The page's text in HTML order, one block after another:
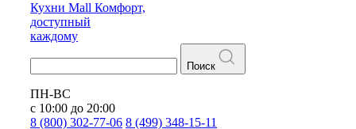
Кухни Mall Комфорт,
доступный
каждому
Поиск
ПН-ВС
с 10:00 до 20:00
8 (800) 302-77-06 8 (499) 348-15-11